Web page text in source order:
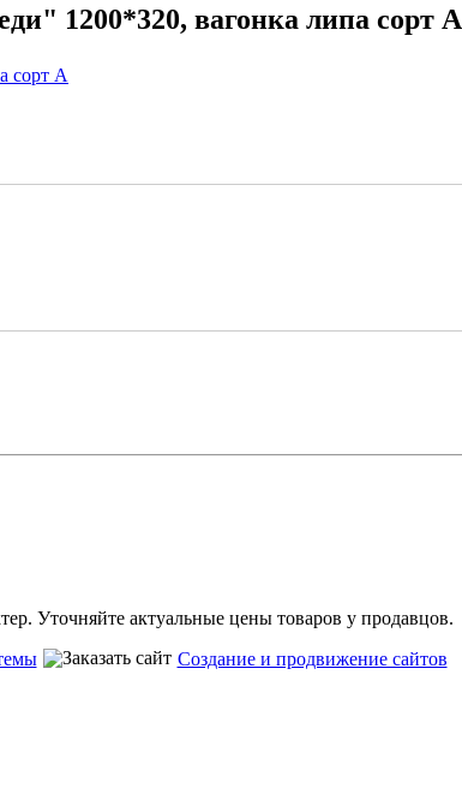
1200*320, вагонка липа сорт А
Уточняйте актуальные цены товаров у продавцов.
Создание и продвижение сайтов